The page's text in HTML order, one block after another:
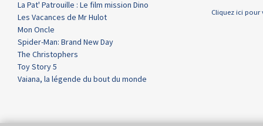
La Pat' Patrouille : Le film mission Dino
Les Vacances de Mr Hulot
Mon Oncle
Spider-Man: Brand New Day
The Christophers
Toy Story 5
Vaiana, la légende du bout du monde
Cliquez ici pour